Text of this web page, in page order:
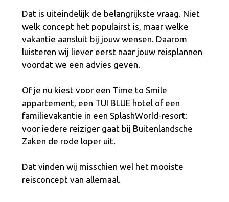
Dat is uiteindelijk de belangrijkste vraag. Niet
welk concept het populairst is, maar welke
vakantie aansluit bij jouw wensen. Daarom
luisteren wij liever eerst naar jouw reisplannen
voordat we een advies geven.
Of je nu kiest voor een Time to Smile
appartement, een TUI BLUE hotel of een
familievakantie in een SplashWorld-resort:
voor iedere reiziger gaat bij Buitenlandsche
Zaken de rode loper uit.
Dat vinden wij misschien wel het mooiste
reisconcept van allemaal.